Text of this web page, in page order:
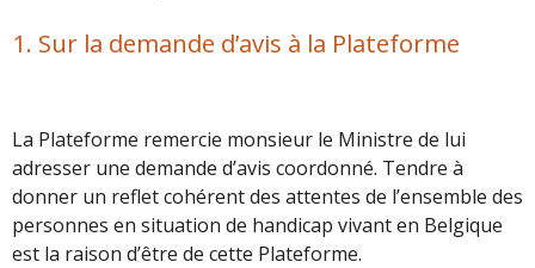
1. Sur la demande d’avis à la Plateforme
La Plateforme remercie monsieur le Ministre de lui
adresser une demande d’avis coordonné. Tendre à
donner un reflet cohérent des attentes de l’ensemble des
personnes en situation de handicap vivant en Belgique
est la raison d’être de cette Plateforme.